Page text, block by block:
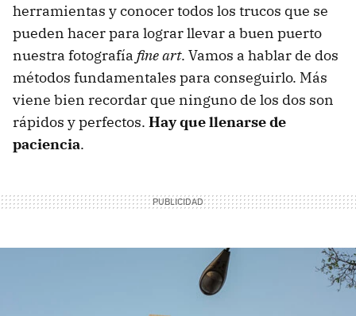
herramientas y conocer todos los trucos que se
pueden hacer para lograr llevar a buen puerto
nuestra fotografía fine art. Vamos a hablar de dos
métodos fundamentales para conseguirlo. Más
viene bien recordar que ninguno de los dos son
rápidos y perfectos. Hay que llenarse de
paciencia.